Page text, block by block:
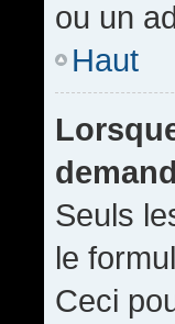
ou un
Haut
Seuls
le
Ceci